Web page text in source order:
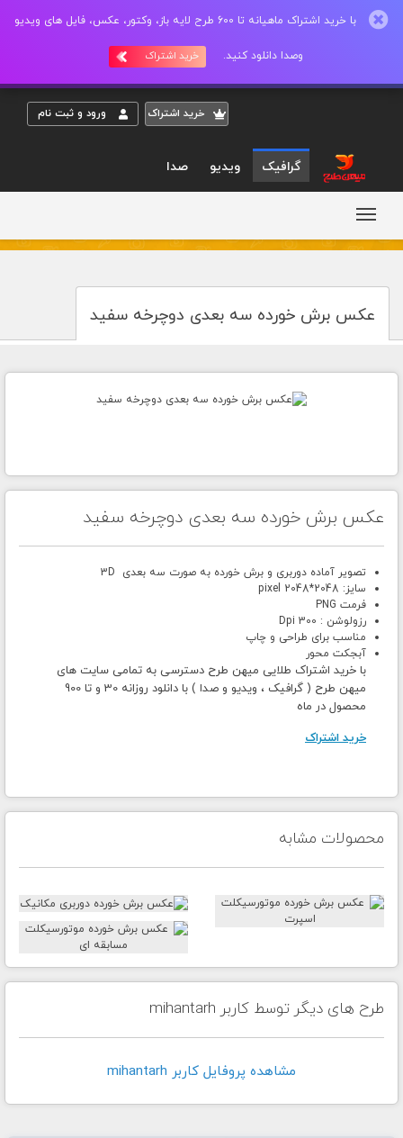
با خرید اشتراک ماهیانه تا 600 طرح لایه باز، وکتور، عکس، فایل های ویدیو
وصدا دانلود کنید. خرید اشتراک
خريد اشتراک ورود و ثبت نام
گرافیک ویدیو صدا
عکس برش خورده سه بعدی دوچرخه سفید
عکس برش خورده سه بعدی دوچرخه سفید
تصویر آماده دوربری و برش خورده به صورت سه بعدی 3D
سایز: 2048*2048 pixel
فرمت PNG
رزولوشن : 300 Dpi
مناسب برای طراحی و چاپ
آبجکت محور
با خرید اشتراک طلایی میهن طرح دسترسی به تمامی سایت های
میهن طرح ( گرافیک ، ویدیو و صدا ) با دانلود روزانه 30 و تا 900
محصول در ماه
خرید اشتراک
محصولات مشابه
طرح های دیگر توسط کاربر mihantarh
مشاهده پروفايل کاربر mihantarh